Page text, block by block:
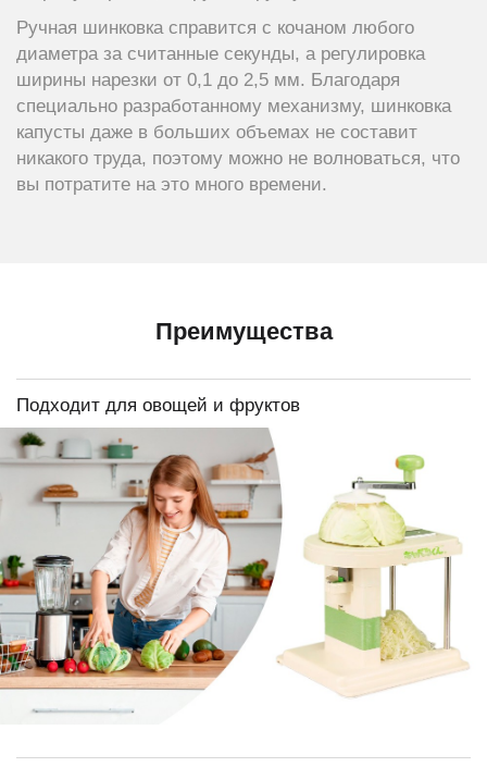
Ручная шинковка справится с кочаном любого
диаметра за считанные секунды, а регулировка
ширины нарезки от 0,1 до 2,5 мм. Благодаря
специально разработанному механизму, шинковка
капусты даже в больших объемах не составит
никакого труда, поэтому можно не волноваться, что
вы потратите на это много времени.
Преимущества
Подходит для овощей и фруктов